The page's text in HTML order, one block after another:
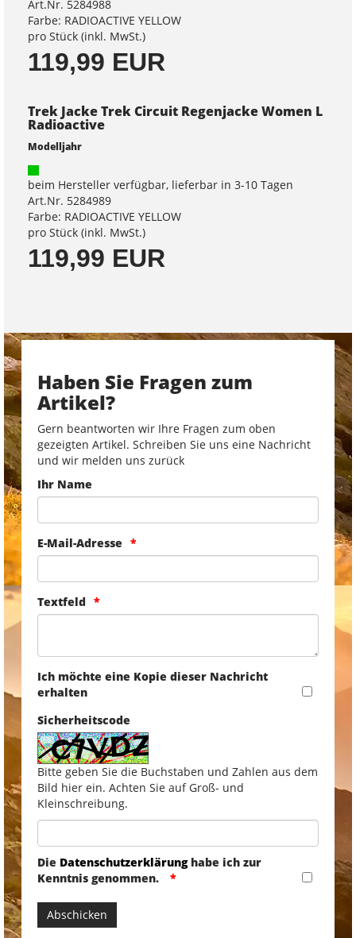
Art.Nr. 5284988
Farbe: RADIOACTIVE YELLOW
pro Stück (inkl. MwSt.)
119,99 EUR
Trek Jacke Trek Circuit Regenjacke Women L
Radioactive
Modelljahr
beim Hersteller verfügbar, lieferbar in 3-10 Tagen
Art.Nr. 5284989
Farbe: RADIOACTIVE YELLOW
pro Stück (inkl. MwSt.)
119,99 EUR
Haben Sie Fragen zum
Artikel?
Gern beantworten wir Ihre Fragen zum oben
gezeigten Artikel. Schreiben Sie uns eine Nachricht
und wir melden uns zurück
Ihr Name
E-Mail-Adresse
Textfeld
Ich möchte eine Kopie dieser Nachricht
erhalten
Sicherheitscode
Bitte geben Sie die Buchstaben und Zahlen aus dem
Bild hier ein. Achten Sie auf Groß- und
Kleinschreibung.
Die Datenschutzerklärunghabe ich zur
Kenntnis genommen.
Abschicken